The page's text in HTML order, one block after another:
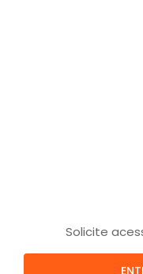
Solicite